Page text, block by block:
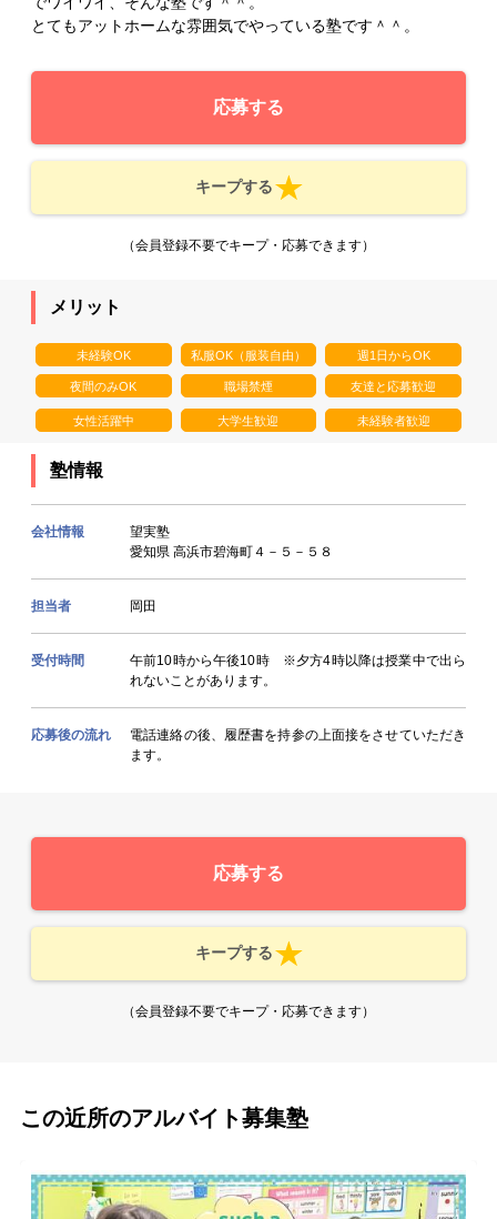
とてもアットホームな雰囲気でやっている塾です＾＾。
応募する
キープする
（会員登録不要でキープ・応募できます）
メリット
未経験OK 私服OK（服装自由） 週1日からOK
夜間のみOK 職場禁煙 友達と応募歓迎
女性活躍中 大学生歓迎 未経験者歓迎
塾情報
会社情報
望実塾
愛知県 高浜市碧海町４－５－５８
担当者 岡田
受付時間
午前10時から午後10時 ※夕方4時以降は授業中で出ら
れないことがあります。
応募後の流れ
電話連絡の後、履歴書を持参の上面接をさせていただき
ます。
応募する
キープする
（会員登録不要でキープ・応募できます）
この近所のアルバイト募集塾